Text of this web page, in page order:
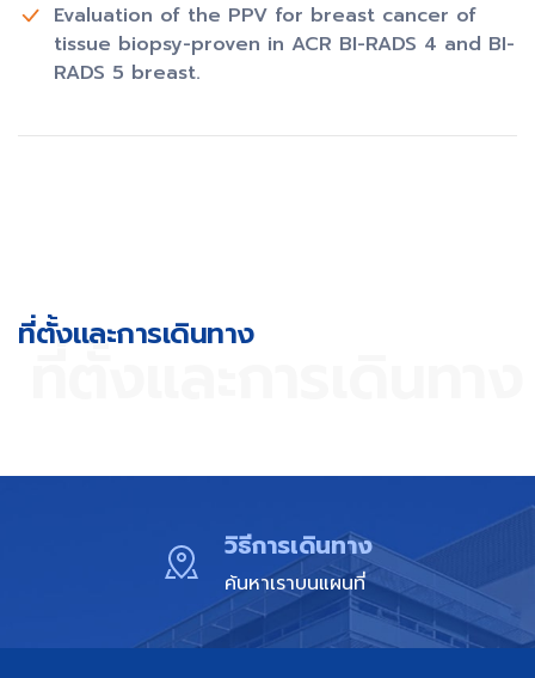
Evaluation of the PPV for breast cancer of
tissue biopsy-proven in ACR BI-RADS 4 and BI-
RADS 5 breast.
ที่ตั้งและการเดินทาง​
วิธีการเดินทาง
ค้นหาเราบนแผนที่